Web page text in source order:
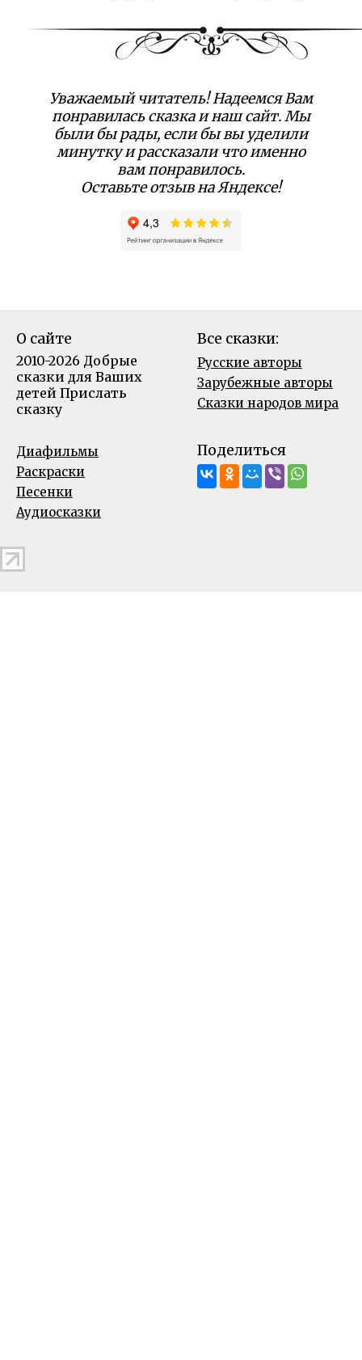
Уважаемый читатель! Надеемся Вам
понравилась сказка и наш сайт. Мы
были бы рады, если бы вы уделили
минутку и рассказали что именно
вам понравилось.
Оставьте отзыв на Яндексе!
О сайте
2010-2026 Добрые
сказки для Ваших
детей Прислать
сказку
Все сказки:
Русские авторы
Зарубежные авторы
Сказки народов мира
Диафильмы
Раскраски
Песенки
Аудиосказки
Поделиться